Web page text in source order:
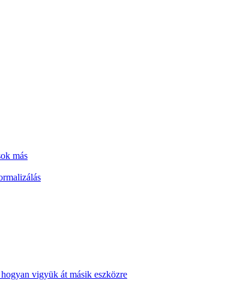
más
vigyük át másik eszközre